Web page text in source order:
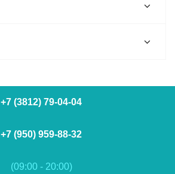
+7 (3812) 79-04-04
+7 (950) 959-88-32
(09:00 - 20:00)